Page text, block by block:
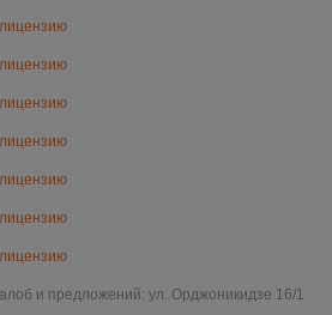
и предложений: ул. Орджоникидзе 16/1